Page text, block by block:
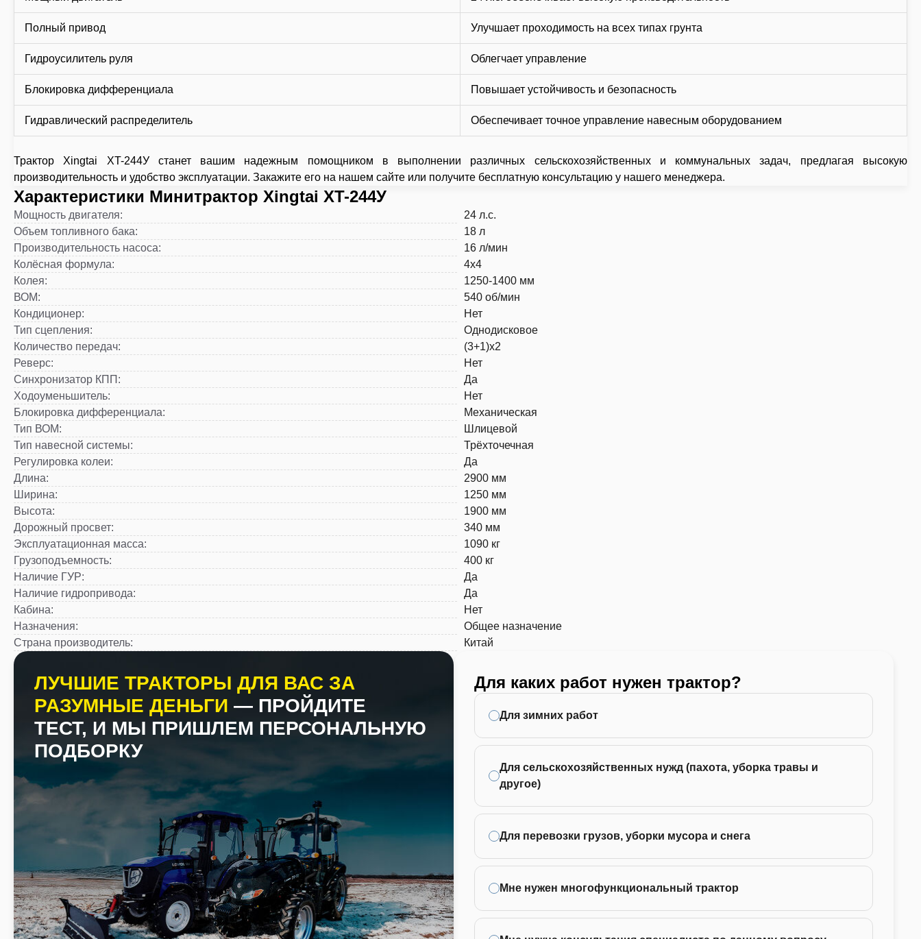
Полный привод Улучшает проходимость на всех типах грунта
Гидроусилитель руля Облегчает управление
Блокировка дифференциала Повышает устойчивость и безопасность
Гидравлический распределитель Обеспечивает точное управление навесным оборудованием
Трактор Xingtai XT-244У станет вашим надежным помощником в выполнении различных сельскохозяйственных и коммунальных задач, предлагая высокую
производительность и удобство эксплуатации. Закажите его на нашем сайте или получите бесплатную консультацию у нашего менеджера.
Характеристики Минитрактор Xingtai XT-244У
Мощность двигателя:
24 л.с.
Объем топливного бака:
18 л
Производительность насоса:
16 л/мин
Колёсная формула:
4x4
Колея:
1250-1400 мм
ВОМ:
540 об/мин
Кондиционер:
Нет
Тип сцепления:
Однодисковое
Количество передач:
(3+1)x2
Реверс:
Нет
Синхронизатор КПП :
Да
Ходоуменьшитель:
Нет
Блокировка дифференциала:
Механическая
Тип ВОМ:
Шлицевой
Тип навесной системы:
Трёхточечная
Регулировка колеи:
Да
Длина:
2900 мм
Ширина:
1250 мм
Высота:
1900 мм
Дорожный просвет:
340 мм
Эксплуатационная масса:
1090 кг
Грузоподъемность:
400 кг
Наличие ГУР:
Да
Наличие гидропривода:
Да
Кабина:
Нет
Назначения:
Общее назначение
Страна производитель: Китай
ЛУЧШИЕ ТРАКТОРЫ ДЛЯ ВАС ЗА
РАЗУМНЫЕ ДЕНЬГИ — ПРОЙДИТЕ
ТЕСТ, И МЫ ПРИШЛЕМ ПЕРСОНАЛЬНУЮ
ПОДБОРКУ
Для каких работ нужен трактор?
Для зимних работ
Для сельскохозяйственных нужд (пахота, уборка травы и
другое)
Для перевозки грузов, уборки мусора и снега
Мне нужен многофункциональный трактор